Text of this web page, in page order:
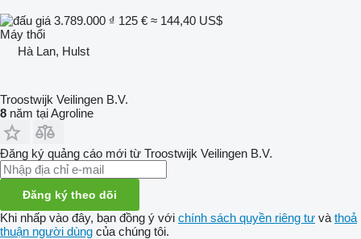
3.789.000 ₫ 125 € ≈ 144,40 US$
Máy thổi
Hà Lan, Hulst
Troostwijk Veilingen B.V.
8 năm tại Agroline
Đăng ký quảng cáo mới từ Troostwijk Veilingen B.V.
Đăng ký theo dõi
Khi nhấp vào đây, bạn đồng ý với chính sách quyền riêng tư và thoả
thuận người dùng của chúng tôi.